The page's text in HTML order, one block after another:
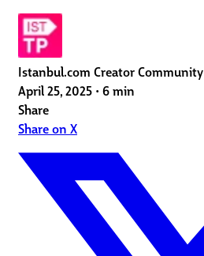
Istanbul.com Creator Community
April 25, 2025 • 6 min
Share
Share on X